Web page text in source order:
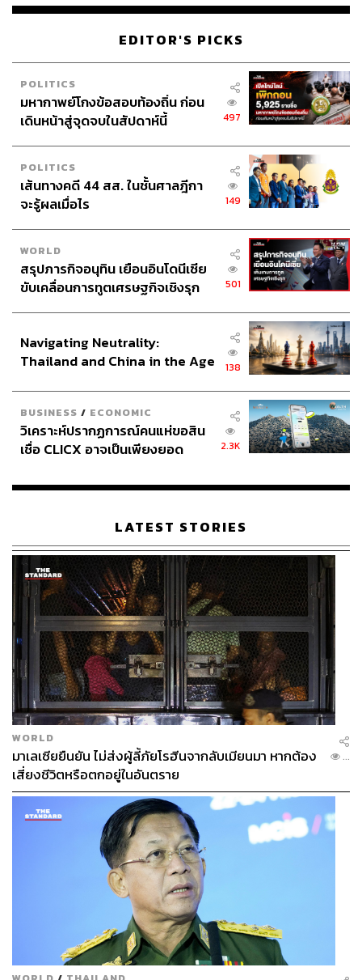
สัมพันธ์ของเทคโนโลยีอวกาศกับชีวิตประจำวัน
โดย Nomadic
คอลเลกชันนี้ไม่เพียงแสดงผลิตภัณฑ์ แต่แสดงบรรจุภัณฑ์ที่
ใช้ขนส่งผลงาน โดยกล่องกระดาษแข็งที่มีรอยบาก (slits)
สามารถพับแปรสภาพได้หลายรูปแบบ งานนี้สะท้อนถึงการ
มองการออกแบบว่าไม่ใช่แค่ “ชิ้นสุดท้าย” แต่รวมถึง
หนึ่งของประสบการณ์
Primitive and Adorable
โดย Shinya Yamamoto
Yamamoto สร้างเฟอร์นิเจอร์อย่างเก้าอี้ lounge “Turn”, โต๊ะ
ข้าง “Clamp”, และสตูล “Trio” ที่โดดเด่นทั้งรูปทรงแบบโค้งมน
สีสันสด และสัดส่วนที่เป็นมิตร แนวคิดคือการเฉลิมฉลอง
“ความงามที่น่ารักแบบเงอะงะ” โดยเน้นการเข้าถึงได้ง่ายและ
มีเสน่ห์ในความไม่สมบูรณ์แบบ
EDITOR'S PICKS
POLITICS
มหากาพย์โกงข้อสอบท้องถิ่น ก่อน
เดินหน้าสู่จุดจบในสัปดาห์นี้
497
POLITICS
เส้นทางคดี 44 สส. ในชั้นศาลฎีกา
จะรู้ผลเมื่อไร
149
WORLD
สรุปภารกิจอนุทิน เยือนอินโดนีเซีย
ขับเคลื่อนการทูตเศรษฐกิจเชิงรุก
501
Navigating Neutrality:
Thailand and China in the Age
138
BUSINESS / ECONOMIC
วิเคราะห์ปรากฏการณ์คนแห่ขอสิน
เชื่อ CLICX อาจเป็นเพียงยอด
เรือนไทยที่ถูกซุกไว้
2.3K
LATEST STORIES
WORLD
มาเลเซียยืนยัน ไม่ส่งผู้ลี้ภัยโรฮีนจากลับเมียนมา หากต้อง
เสี่ยงชีวิตหรือตกอยู่ในอันตราย
...